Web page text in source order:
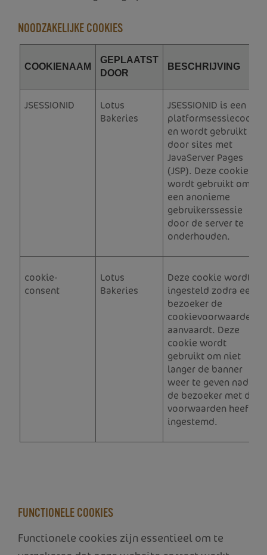
NOODZAKELIJKE COOKIES
COOKIENAAM
GEPLAATST
DOOR
BESCHRIJVING
JSESSIONID
Lotus
Bakeries
JSESSIONID is een
platformsessiecookie
en wordt gebruikt
door sites met
JavaServer Pages
(JSP). Deze cookie
wordt gebruikt om
een anonieme
gebruikerssessie
door de server te
onderhouden.
cookie-
consent
Lotus
Bakeries
Deze cookie wordt
ingesteld zodra een
bezoeker de
cookievoorwaarden
aanvaardt. Deze
cookie wordt
gebruikt om niet
langer de banner
weer te geven nadat
de bezoeker met de
voorwaarden heeft
ingestemd.
FUNCTIONELE COOKIES
Functionele cookies zijn essentieel om te